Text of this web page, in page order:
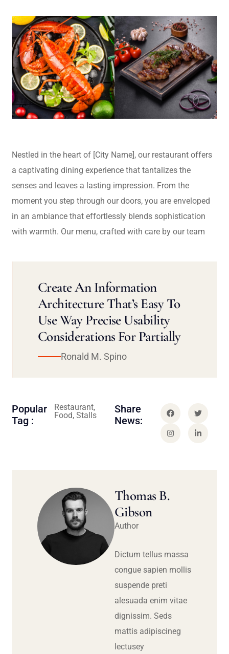
Nestled in the heart of [City Name], our restaurant offers
a captivating dining experience that tantalizes the
senses and leaves a lasting impression. From the
moment you step through our doors, you are enveloped
in an ambiance that effortlessly blends sophistication
with warmth. Our menu, crafted with care by our team
Create An Information
Architecture That’s Easy To
Use Way Precise Usability
Considerations For Partially
Ronald M. Spino
Popular
Tag :
Restaurant,
Food, Stalls
Share
News:
Thomas B.
Gibson
Author
Dictum tellus massa
congue sapien mollis
suspende preti
alesuada enim vitae
dignissim. Seds
mattis adipiscineg
lectusey